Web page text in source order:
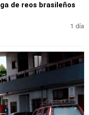
de reos brasileños
1 día